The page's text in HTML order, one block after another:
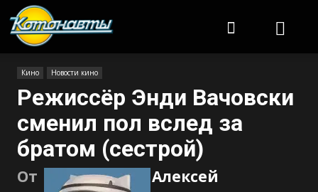
Кино Новости кино
Режиссёр Энди Вачовски
сменил пол вслед за
братом (сестрой)
От Алексей